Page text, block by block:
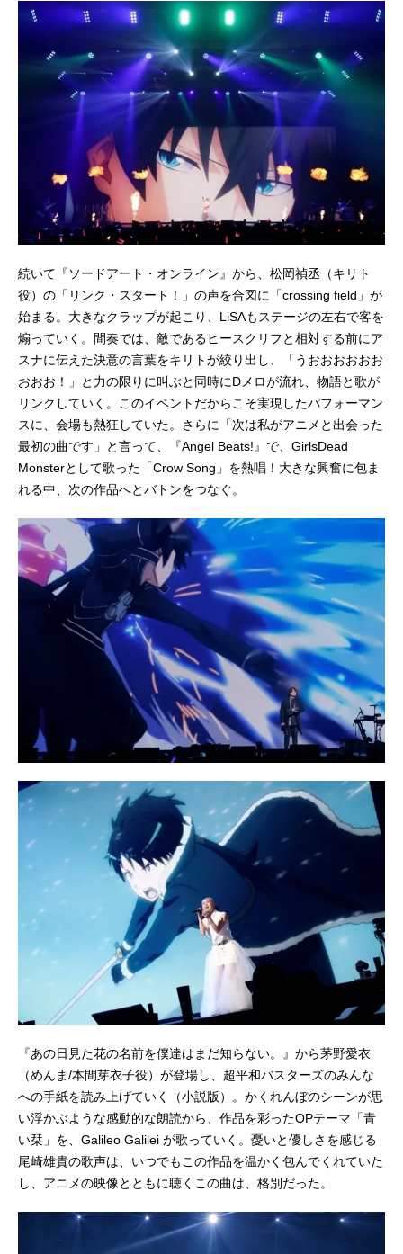
続いて『ソードアート・オンライン』から、松岡禎丞（キリト
役）の「リンク・スタート！」の声を合図に「crossing field」が
始まる。大きなクラップが起こり、LiSAもステージの左右で客を
煽っていく。間奏では、敵であるヒースクリフと相対する前にア
スナに伝えた決意の言葉をキリトが絞り出し、「うおおおおおお
おおお！」と力の限りに叫ぶと同時にDメロが流れ、物語と歌が
リンクしていく。このイベントだからこそ実現したパフォーマン
スに、会場も熱狂していた。さらに「次は私がアニメと出会った
最初の曲です」と言って、『Angel Beats!』で、GirlsDead
Monsterとして歌った「Crow Song」を熱唱！大きな興奮に包ま
れる中、次の作品へとバトンをつなぐ。
『あの日見た花の名前を僕達はまだ知らない。』から茅野愛衣
（めんま/本間芽衣子役）が登場し、超平和バスターズのみんな
への手紙を読み上げていく（小説版）。かくれんぼのシーンが思
い浮かぶような感動的な朗読から、作品を彩ったOPテーマ「青
い栞」を、Galileo Galilei が歌っていく。憂いと優しさを感じる
尾崎雄貴の歌声は、いつでもこの作品を温かく包んでくれていた
し、アニメの映像とともに聴くこの曲は、格別だった。